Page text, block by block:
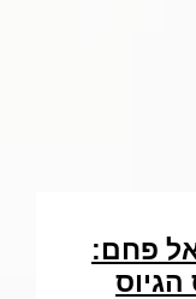
פחם: